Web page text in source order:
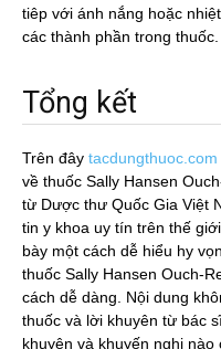
tiêp với ánh nắng hoặc
các thành phần trong thuốc.
Tổng kết
Trên đây tacdungthuoc.com
về thuốc Sally Hansen
từ Dược thư Quốc Gia Việt
tin y khoa uy tín trên thế
bày một cách dễ hiểu hy
thuốc Sally Hansen Ouch-
cách dễ dàng. Nội dung
thuốc và lời khuyên từ bác
khuyên và khuyến nghị nào